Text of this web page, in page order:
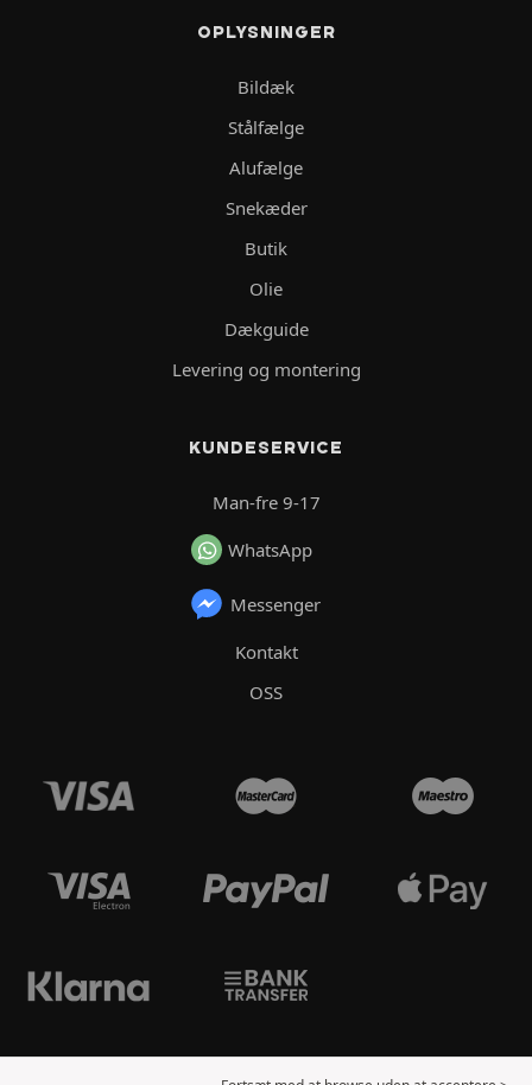
OPLYSNINGER
Bildæk
Stålfælge
Alufælge
Snekæder
Butik
Olie
Dækguide
Levering og montering
KUNDESERVICE
Man-fre 9-17
WhatsApp
Messenger
Kontakt
OSS